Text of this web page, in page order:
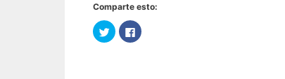
Comparte esto:
H
a
H
a